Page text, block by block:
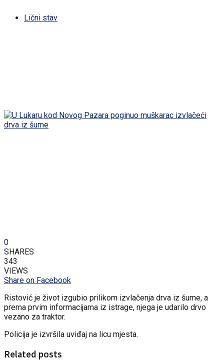
Lični stav
0
SHARES
343
VIEWS
Share on Facebook
Ristović je život izgubio prilikom izvlačenja drva iz šume, a
prema prvim informacijama iz istrage, njega je udarilo drvo
vezano za traktor.
Policija je izvršila uviđaj na licu mjesta.
Related posts